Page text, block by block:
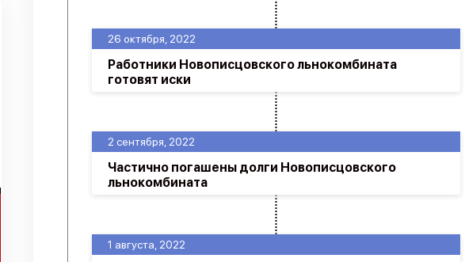
1 августа, 2022
2 сентября, 2022
Частично погашены долги Новописцовского
льнокомбината
26 октября, 2022
Работники Новописцовского льнокомбината
готовят иски